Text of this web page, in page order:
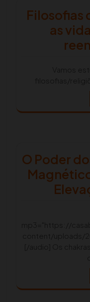
Filosofias
as
O Poder